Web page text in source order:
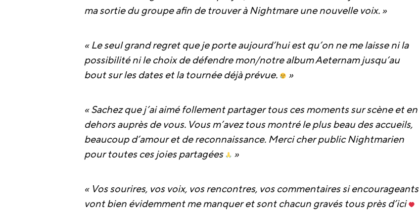
ma sortie du groupe afin de trouver à Nightmare une nouvelle voix. »
« Le seul grand regret que je porte aujourd’hui est qu’on ne me laisse ni la
possibilité ni le choix de défendre mon/notre album Aeternam jusqu’au
bout sur les dates et la tournée déjà prévue.
»
« Sachez que j’ai aimé follement partager tous ces moments sur scène et en
dehors auprès de vous. Vous m’avez tous montré le plus beau des accueils,
beaucoup d’amour et de reconnaissance. Merci cher public Nightmarien
pour toutes ces joies partagées
»
« Vos sourires, vos voix, vos rencontres, vos commentaires si encourageants
vont bien évidemment me manquer et sont chacun gravés tous près d’ici